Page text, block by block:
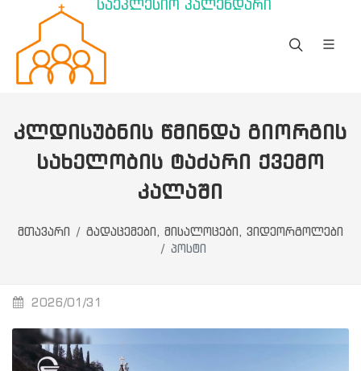
საეკლესიო კალენდარი
ᲙᲚᲓᲘᲡᲣᲑᲜᲘᲡ ᲬᲛᲘᲜᲓᲐ ᲒᲘᲝᲠᲒᲘᲡ
ᲡᲐᲮᲔᲚᲝᲑᲘᲡ ᲢᲐᲫᲐᲠᲘ ᲥᲕᲔᲛᲝ
ᲙᲐᲚᲐᲨᲘ
მთავარი
გადაცემები, მისალოცები, ვიდეორგოლები
პოსტი
2026/01/31